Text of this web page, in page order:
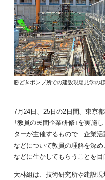
勝どきポンプ所での建設現場見学の
7月24日、25日の2日間、東京
「教員の民間企業研修」を実施
ターが主催するもので、企業
などについて教員の理解を深
などに生かしてもらうことを目
大林組は、技術研究所や建設